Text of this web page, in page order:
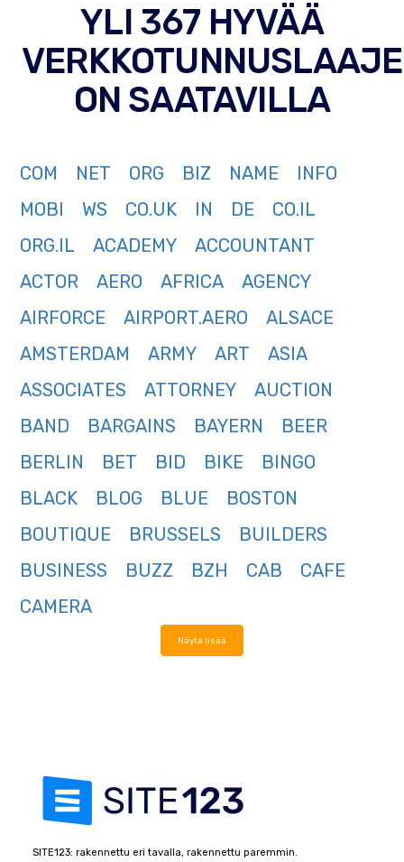
YLI 367 HYVÄÄ
ON SAATAVILLA
COM NET ORG BIZ NAME
INFO
MOBI
WS CO.UK IN DE
CO.IL
ORG.IL
ACADEMY
ACCOUNTANT
ACTOR
AERO AFRICA
AGENCY
AIRFORCE
AIRPORT.AERO
ALSACE
AMSTERDAM
ARMY ART
ASIA
ASSOCIATES
ATTORNEY
AUCTION
BAND
BARGAINS BAYERN
BEER
BERLIN
BET BID BIKE
BINGO
BLACK
BLOG BLUE
BOSTON
BOUTIQUE
BRUSSELS
BUILDERS
BUSINESS
BUZZ BZH CAB
CAFE
CAMERA
Näytä lisää
SITE123: rakennettu eri tavalla, rakennettu paremmin.